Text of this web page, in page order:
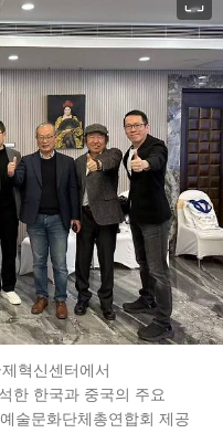
혁신센터에서
한 한국과 중국의 주요
술문화단체총연합회 제공